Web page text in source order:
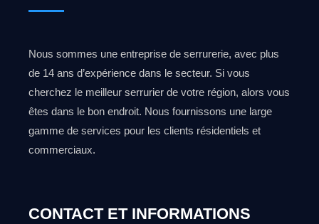
Nous sommes une entreprise de serrurerie, avec plus
de 14 ans d’expérience dans le secteur. Si vous
cherchez le meilleur serrurier de votre région, alors vous
êtes dans le bon endroit. Nous fournissons une large
gamme de services pour les clients résidentiels et
commerciaux.
CONTACT ET INFORMATIONS